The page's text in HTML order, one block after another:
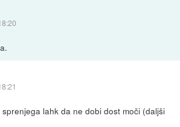
lahk da ne dobi dost moči (daljši